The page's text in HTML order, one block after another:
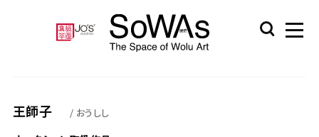
王師子 / おうしし